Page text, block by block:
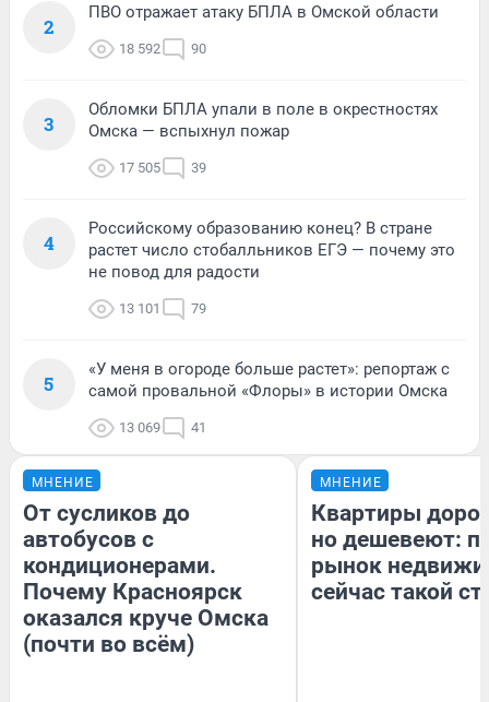
2
ПВО отражает атаку БПЛА в Омской области
18 592 90
3
Обломки БПЛА упали в поле в окрестностях
Омска — вспыхнул пожар
17 505 39
4
Российскому образованию конец? В стране
растет число стобалльников ЕГЭ — почему это
не повод для радости
13 101 79
5
«У меня в огороде больше растет»: репортаж с
самой провальной «Флоры» в истории Омска
13 069 41
МНЕНИЕ
От сусликов до
автобусов с
кондиционерами.
Почему Красноярск
оказался круче Омска
(почти во всём)
МНЕНИЕ
Квартиры
но дешевеют:
рынок
сейчас такой